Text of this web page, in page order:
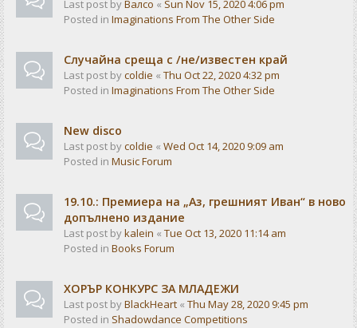
Last post byВалсо « Sun Nov 15, 2020 4:06 pm
Posted in Imaginations From The Other Side
Случайна среща с /не/известен край
Last post bycoldie « Thu Oct 22, 2020 4:32 pm
Posted in Imaginations From The Other Side
New disco
Last post bycoldie « Wed Oct 14, 2020 9:09 am
Posted in Music Forum
19.10.: Премиера на „Аз, грешният Иван“ в ново
допълнено издание
Last post bykalein « Tue Oct 13, 2020 11:14 am
Posted in Books Forum
ХОРЪР КОНКУРС ЗА МЛАДЕЖИ
Last post byBlackHeart « Thu May 28, 2020 9:45 pm
Posted in Shadowdance Competitions